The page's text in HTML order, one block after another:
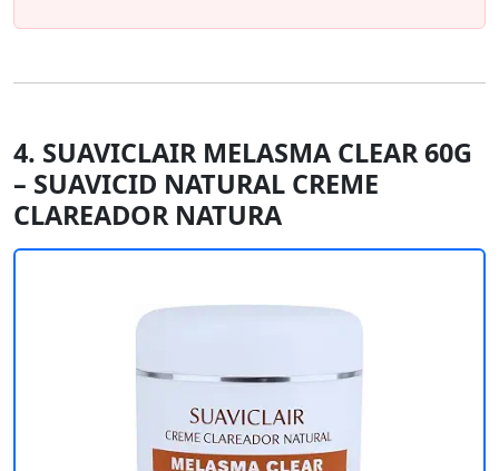
4. SUAVICLAIR MELASMA CLEAR 60G
– SUAVICID NATURAL CREME
CLAREADOR NATURA